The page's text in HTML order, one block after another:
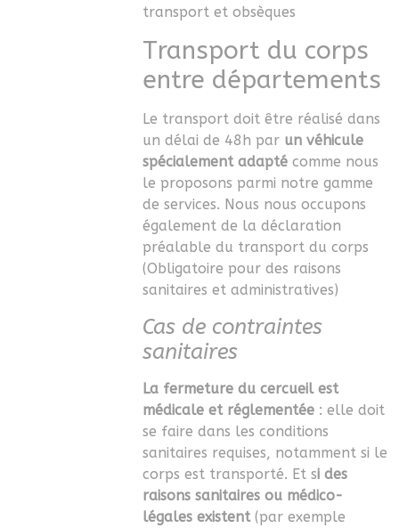
transport et obsèques
Transport du corps
entre départements
Le transport doit être réalisé dans
un délai de 48h par un véhicule
spécialement adapté comme nous
le proposons parmi notre gamme
de services. Nous nous occupons
également de la déclaration
préalable du transport du corps
(Obligatoire pour des raisons
sanitaires et administratives)
Cas de contraintes
sanitaires
La fermeture du cercueil est
médicale et réglementée: elle doit
se faire dans les conditions
sanitaires requises, notamment si le
corps est transporté. Et si des
raisons sanitaires ou médico-
légales existent(par exemple